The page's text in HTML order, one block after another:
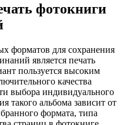
фотокниги
форматов для сохранения
является печать
пользуется высоким
качества
выбора индивидуального
такого альбома зависит от
формата, типа